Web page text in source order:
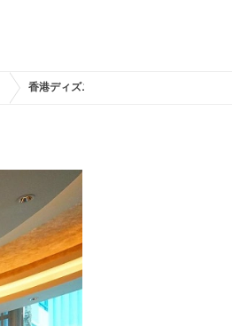
香港ディズニーハリウッドホテル：ジ・